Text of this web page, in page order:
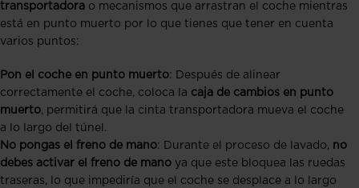
transportadora o mecanismos que arrastran el coche mientras
está en punto muerto por lo que tienes que tener en cuenta
varios puntos:
Pon el coche en punto muerto: Después de alinear
correctamente el coche, coloca la caja de cambios en punto
muerto, permitirá que la cinta transportadora mueva el coche
a lo largo del túnel.
No pongas el freno de mano: Durante el proceso de lavado, no
debes activar el freno de mano ya que este bloquea las ruedas
traseras, lo que impediría que el coche se desplace a lo largo